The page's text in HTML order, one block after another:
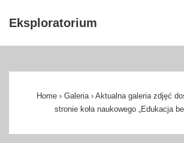
Skip
Content
Eksploratorium
nawigacja
Home › Galeria › Aktualna galeria zdjęć
stronie koła naukowego „Edukacja